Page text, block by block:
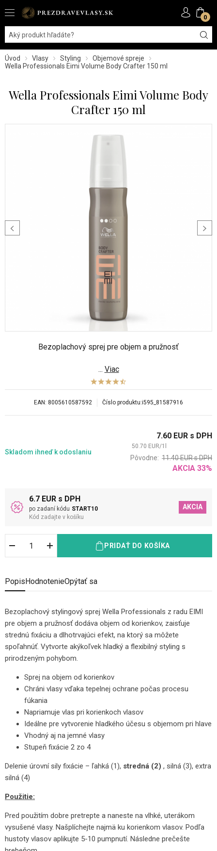
0
Úvod Vlasy Styling
Objemové spreje
Wella Professionals Eimi Volume Body Crafter 150 ml
Wella Professionals Eimi Volume Body
Crafter 150 ml
Bezoplachový sprej pre objem a pružnosť
... Viac
EAN: 8005610587592 Číslo produktu:i595_81587916
Skladom ihneď k odoslaniu
7.60 EUR s DPH
50.70 EUR/1
Pôvodne: 11.40EURs DPH
AKCIA 33%
6.7 EUR s DPH
po zadaní kódu START10
Kód zadajte v košíku
AKCIA
PRIDAŤ DO KOŠÍKA
Popis HodnotenieOpýtať sa
Bezoplachový stylingový sprej Wella Professionals z radu EIMI
pre objem a pružnosť dodáva objem od korienkov, zaisťuje
strednú fixáciu a dlhotrvajúci efekt, na ktorý sa môžete
spoľahnúť. Vytvorte akýkoľvek hladký a flexibilný styling s
prirodzeným pohybom.
Sprej na objem od korienkov
Chráni vlasy vďaka tepelnej ochrane počas procesu
fúkania
Napriamuje vlas pri korienkoch vlasov
Ideálne pre vytvorenie hladkého účesu s objemom pri hlave
Vhodný aj na jemné vlasy
Stupeň fixácie 2 zo 4
Delenie úrovní sily fixácie – ľahká (1), stredná (2) , silná (3), extra
silná (4)
Použitie:
Pred použitím dobre pretrepte a naneste na vlhké, uterákom
vysušené vlasy. Našplíchejte najmä ku korienkom vlasov. Podľa
hustoty vlasov aplikujte 5-10 pumpnutí. Následne prečešte